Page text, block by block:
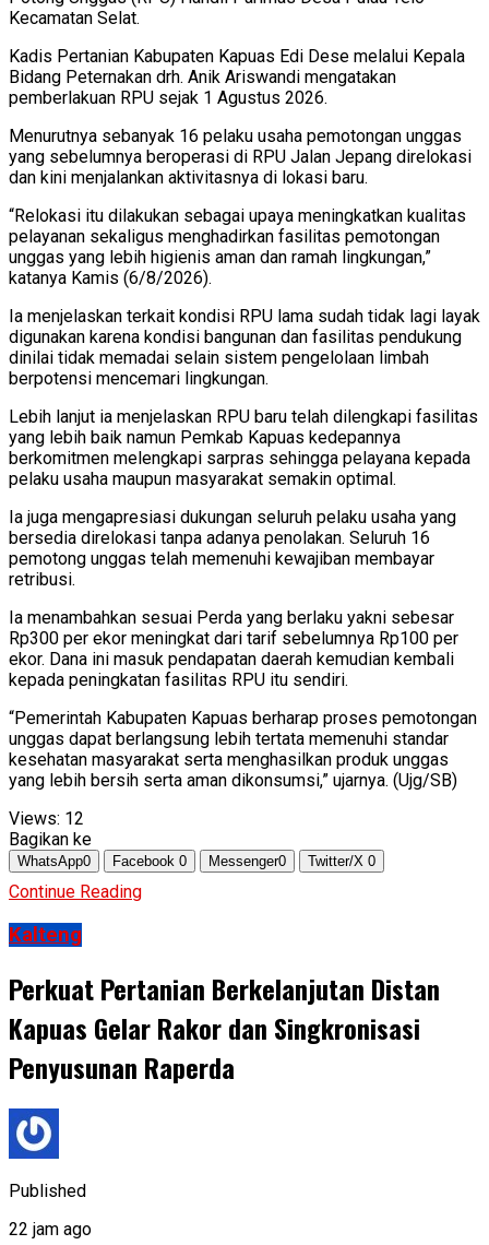
Kecamatan Selat.
Kadis Pertanian Kabupaten Kapuas Edi Dese melalui Kepala
Bidang Peternakan drh. Anik Ariswandi mengatakan
pemberlakuan RPU sejak 1 Agustus 2026.
Menurutnya sebanyak 16 pelaku usaha pemotongan unggas
yang sebelumnya beroperasi di RPU Jalan Jepang direlokasi
dan kini menjalankan aktivitasnya di lokasi baru.
“Relokasi itu dilakukan sebagai upaya meningkatkan kualitas
pelayanan sekaligus menghadirkan fasilitas pemotongan
unggas yang lebih higienis aman dan ramah lingkungan,”
katanya Kamis (6/8/2026).
Ia menjelaskan terkait kondisi RPU lama sudah tidak lagi layak
digunakan karena kondisi bangunan dan fasilitas pendukung
dinilai tidak memadai selain sistem pengelolaan limbah
berpotensi mencemari lingkungan.
Lebih lanjut ia menjelaskan RPU baru telah dilengkapi fasilitas
yang lebih baik namun Pemkab Kapuas kedepannya
berkomitmen melengkapi sarpras sehingga pelayana kepada
pelaku usaha maupun masyarakat semakin optimal.
Ia juga mengapresiasi dukungan seluruh pelaku usaha yang
bersedia direlokasi tanpa adanya penolakan. Seluruh 16
pemotong unggas telah memenuhi kewajiban membayar
retribusi.
Ia menambahkan sesuai Perda yang berlaku yakni sebesar
Rp300 per ekor meningkat dari tarif sebelumnya Rp100 per
ekor. Dana ini masuk pendapatan daerah kemudian kembali
kepada peningkatan fasilitas RPU itu sendiri.
“Pemerintah Kabupaten Kapuas berharap proses pemotongan
unggas dapat berlangsung lebih tertata memenuhi standar
kesehatan masyarakat serta menghasilkan produk unggas
yang lebih bersih serta aman dikonsumsi,” ujarnya. (Ujg/SB)
Views: 12
Bagikan ke
WhatsApp0 Facebook 0 Messenger0 Twitter/X 0
Continue Reading
Kalteng
Perkuat Pertanian Berkelanjutan Distan
Kapuas Gelar Rakor dan Singkronisasi
Penyusunan Raperda
Published
22 jam ago